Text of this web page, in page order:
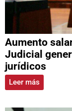
Aumento
Judicial
jurídicos
Leer más